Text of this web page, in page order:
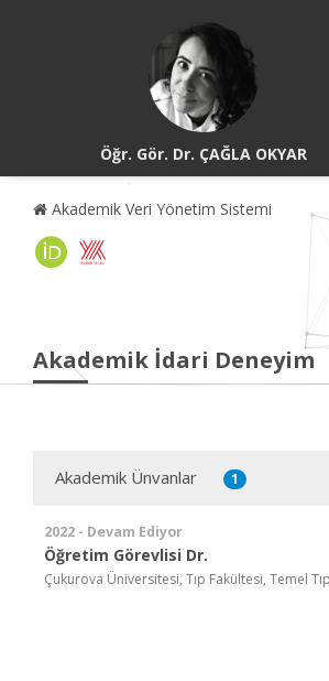
Öğr. Gör. Dr. ÇAĞLA OKYAR
Akademik Veri Yönetim Sistemi
Akademik İdari Deneyim
Akademik Ünvanlar 1
2022 - Devam Ediyor
Öğretim Görevlisi Dr.
Çukurova Üniversitesi, Tıp Fakültesi, Temel